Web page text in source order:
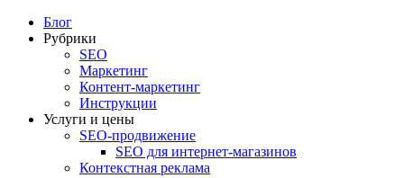
Блог
Рубрики
SEO
Маркетинг
Контент-маркетинг
Инструкции
Услуги и цены
SEO-продвижение
SEO для интернет-магазинов
Контекстная реклама